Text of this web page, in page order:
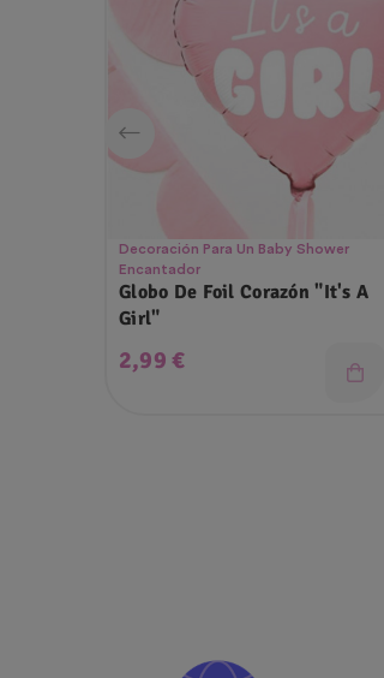
Decoración Para Un Baby Shower
Encantador
Globo De Foil Corazón "It's A
Girl"
Precio
2,99 €